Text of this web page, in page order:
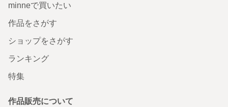
minneで買いたい
作品をさがす
ショップをさがす
ランキング
特集
作品販売について